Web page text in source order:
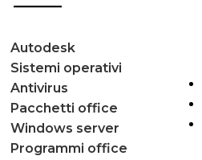
Autodesk
Sistemi operativi
Antivirus
Pacchetti office
Windows server
Programmi office